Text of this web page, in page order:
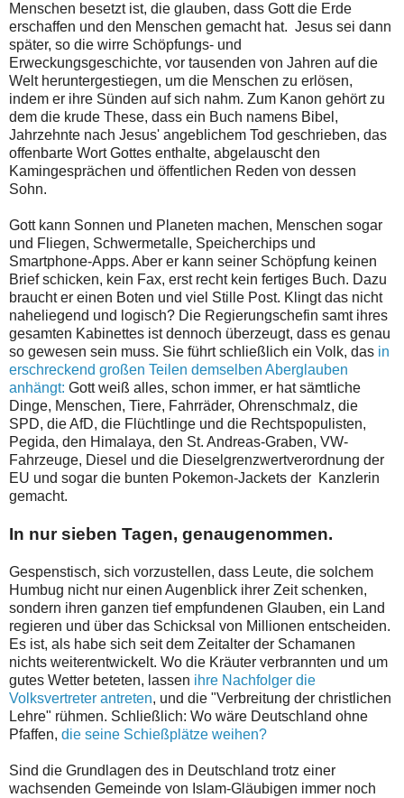
Menschen besetzt ist, die glauben, dass Gott die Erde
erschaffen und den Menschen gemacht hat. Jesus sei dann
später, so die wirre Schöpfungs- und
Erweckungsgeschichte, vor tausenden von Jahren auf die
Welt heruntergestiegen, um die Menschen zu erlösen,
indem er ihre Sünden auf sich nahm. Zum Kanon gehört zu
dem die krude These, dass ein Buch namens Bibel,
Jahrzehnte nach Jesus' angeblichem Tod geschrieben, das
offenbarte Wort Gottes enthalte, abgelauscht den
Kamingesprächen und öffentlichen Reden von dessen
Sohn.
Gott kann Sonnen und Planeten machen, Menschen sogar
und Fliegen, Schwermetalle, Speicherchips und
Smartphone-Apps. Aber er kann seiner Schöpfung keinen
Brief schicken, kein Fax, erst recht kein fertiges Buch. Dazu
braucht er einen Boten und viel Stille Post. Klingt das nicht
naheliegend und logisch? Die Regierungschefin samt ihres
gesamten Kabinettes ist dennoch überzeugt, dass es genau
so gewesen sein muss. Sie führt schließlich ein Volk, das in
erschreckend großen Teilen demselben Aberglauben
anhängt: Gott weiß alles, schon immer, er hat sämtliche
Dinge, Menschen, Tiere, Fahrräder, Ohrenschmalz, die
SPD, die AfD, die Flüchtlinge und die Rechtspopulisten,
Pegida, den Himalaya, den St. Andreas-Graben, VW-
Fahrzeuge, Diesel und die Dieselgrenzwertverordnung der
EU und sogar die bunten Pokemon-Jackets der Kanzlerin
gemacht.
In nur sieben Tagen, genaugenommen.
Gespenstisch, sich vorzustellen, dass Leute, die solchem
Humbug nicht nur einen Augenblick ihrer Zeit schenken,
sondern ihren ganzen tief empfundenen Glauben, ein Land
regieren und über das Schicksal von Millionen entscheiden.
Es ist, als habe sich seit dem Zeitalter der Schamanen
nichts weiterentwickelt. Wo die Kräuter verbrannten und um
gutes Wetter beteten, lassen ihre Nachfolger die
Volksvertreter antreten, und die "Verbreitung der christlichen
Lehre" rühmen. Schließlich: Wo wäre Deutschland ohne
Pfaffen, die seine Schießplätze weihen?
Sind die Grundlagen des in Deutschland trotz einer
wachsenden Gemeinde von Islam-Gläubigen immer noch